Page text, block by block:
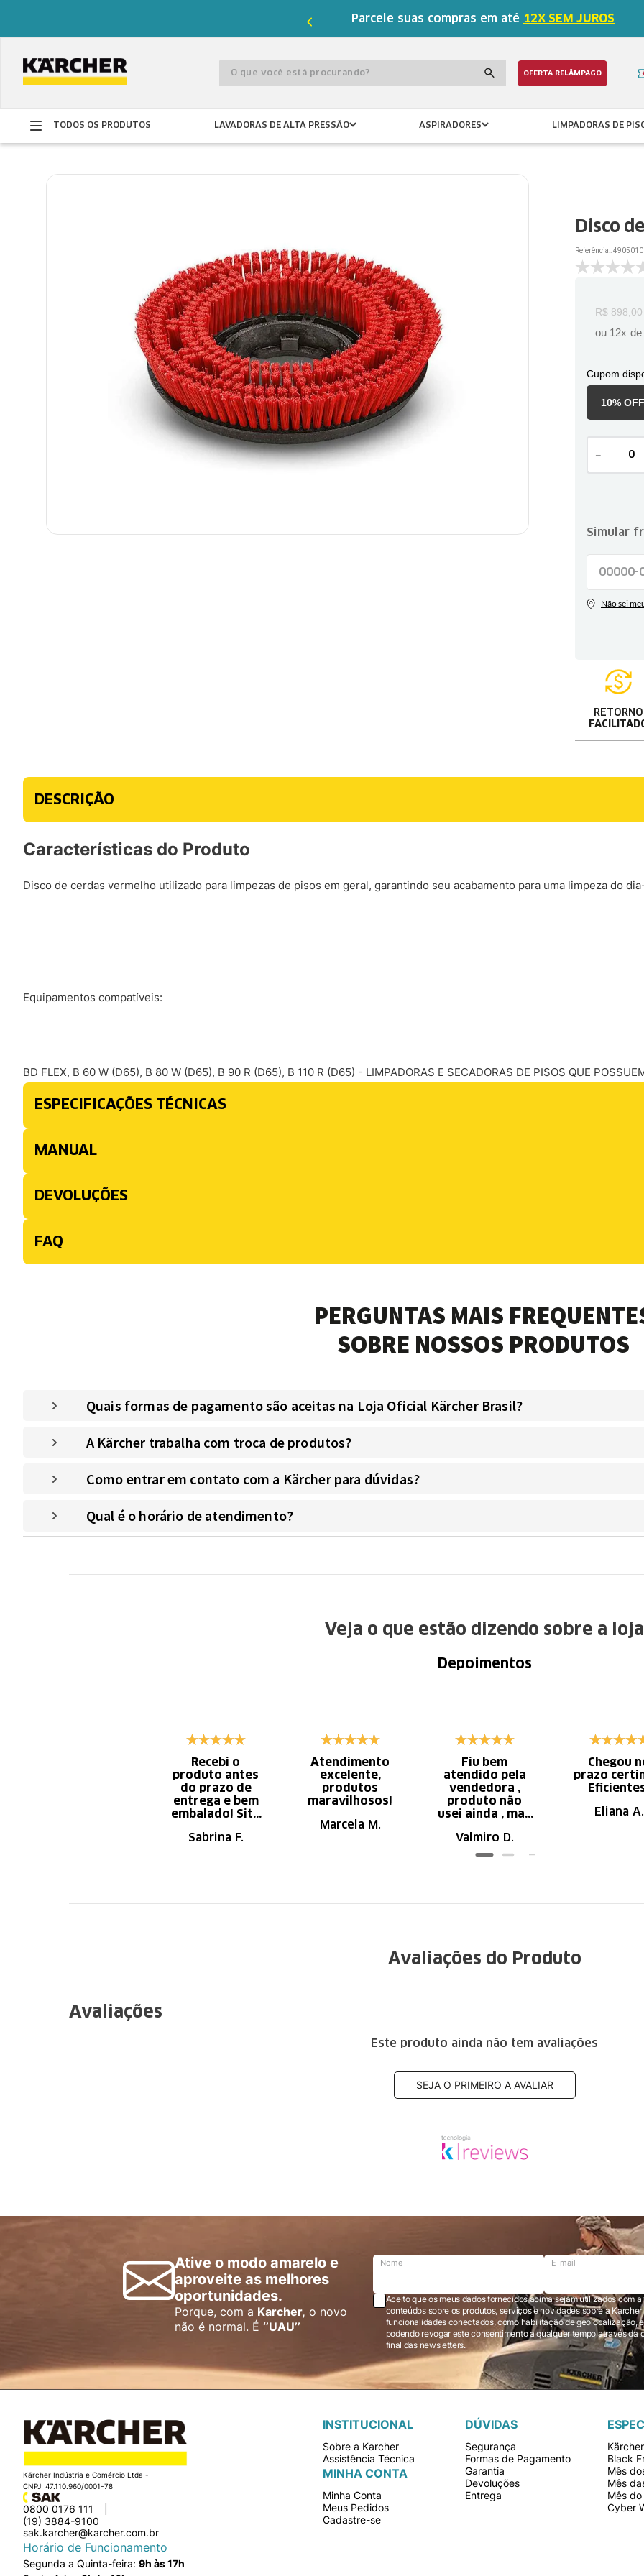
Parcele suas compras em até 12X SEM JUROS
O que você está procurando? OFERTA RELÂMPAGO
TODOS OS PRODUTOS LAVADORAS DE ALTA PRESSÃO ASPIRADORES LIMPADORAS DE
Disco
Referência::
R$ 898,00
ou 12x de
Cupom
10%
－
RETORNO
DESCRIÇÃO
Características do Produto
Disco de cerdas vermelho utilizado para limpezas de pisos em geral, garantindo seu acabamento para uma limpeza do
Equipamentos compatíveis:
BD FLEX, B 60 W (D65), B 80 W (D65), B 90 R (D65), B 110 R (D65) - LIMPADORAS E SECADORAS DE PISOS QUE
ESPECIFICAÇÕES TÉCNICAS
MANUAL
DEVOLUÇÕES
FAQ
PERGUNTAS MAIS
SOBRE NOSSOS PRODUTOS
Quais formas de pagamento são aceitas na Loja Oficial Kärcher Brasil?
A Kärcher trabalha com troca de produtos?
Como entrar em contato com a Kärcher para dúvidas?
Qual é o horário de atendimento?
Veja o que estão dizendo sobre a loja
Depoimentos
Recebi o
produto antes
do prazo de
entrega e bem
embalado! Site
navegação.
Sabrina F.
Atendimento
excelente,
produtos
maravilhosos!
Marcela M.
Fiu bem
atendido pela
vendedora ,
produto não
usei ainda , mas
ótima qualidade
Valmiro D.
Chegou
prazo
Eliana A.
Avaliações do Produto
Avaliações
Este produto ainda não tem avaliações
SEJA O PRIMEIRO A AVALIAR
Ative o modo amarelo e
aproveite as melhores
oportunidades.
Porque, com a Karcher, o novo
não é normal. É ‘’UAU’’
Nome E-mail
Aceito que os meus dados fornecidos acima sejam utilizados com
conteúdos sobre os produtos, serviços e novidades sobre a Karcher Brasil via e-mail marketing e registro de
funcionalidades conectados, como habilitação de geolocalização,
podendo revogar este consentimento a qualquer tempo através da opção “cancelar inscrição” localizada ao
final das newsletters.
Kärcher Indústria e Comércio Ltda -
CNPJ: 47.110.960/0001-78
0800 0176 111
(19) 3884-9100
sak.karcher@karcher.com.br
Horário de Funcionamento
Segunda a Quinta-feira: 9h às 17h
INSTITUCIONAL
Sobre a Karcher
Assistência Técnica
MINHA CONTA
Minha Conta
Meus Pedidos
Cadastre-se
DÚVIDAS
Segurança
Formas de Pagamento
Garantia
Devoluções
Entrega
Black
Mês
Mês
Mês
Cyber